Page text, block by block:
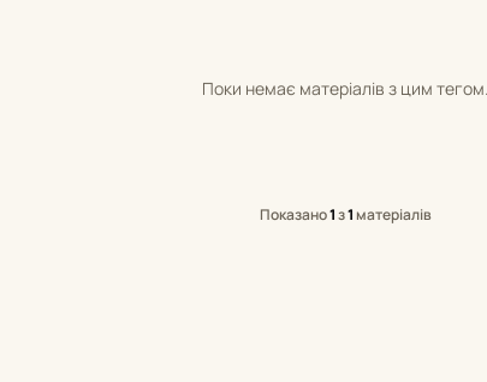
Поки немає матеріалів з цим тегом.
Показано1з1матеріалів